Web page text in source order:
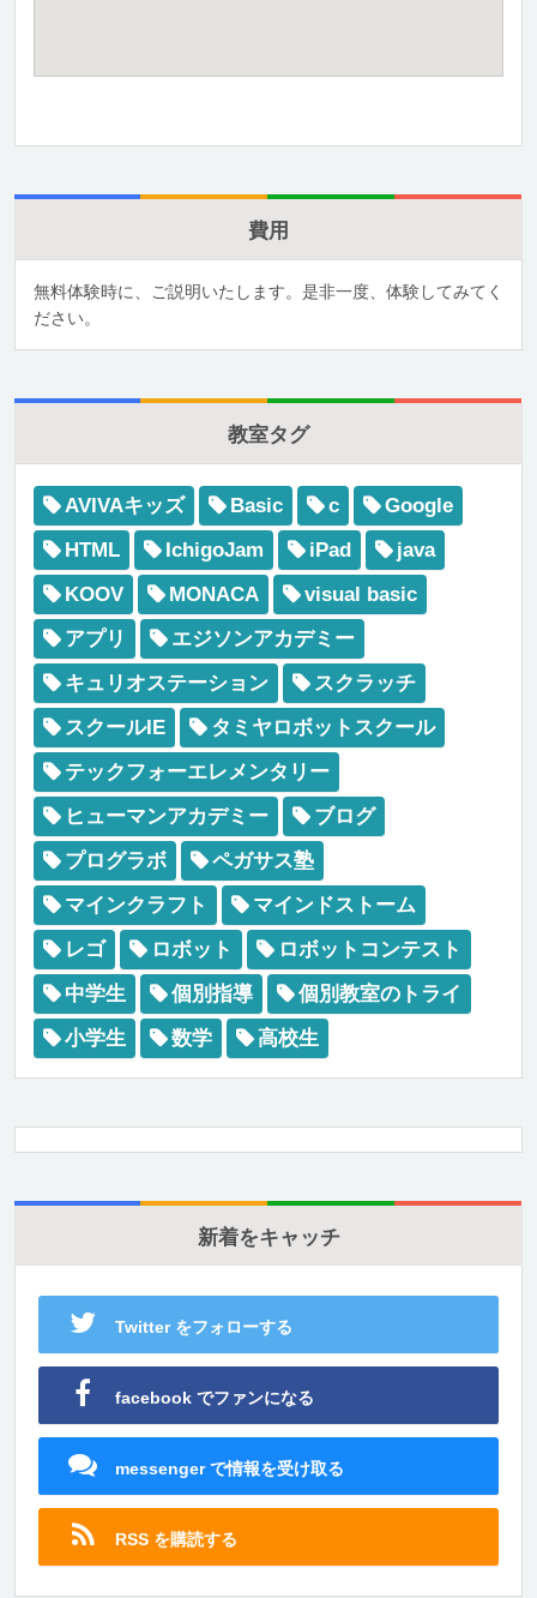
費用
無料体験時に、ご説明いたします。是非一度、体験してみてく
ださい。
教室タグ
AVIVAキッズ Basic c
Google
HTML
IchigoJam iPad
java
KOOV
MONACA
visual basic
アプリ
エジソンアカデミー
キュリオステーション
スクラッチ
スクールIE
タミヤロボットスクール
テックフォーエレメンタリー
ヒューマンアカデミー
ブログ
プログラボ
ペガサス塾
マインクラフト
マインドストーム
レゴ
ロボット
ロボットコンテスト
中学生
個別指導
個別教室のトライ
小学生
数学 高校生
新着をキャッチ
Twitter をフォローする
facebook でファンになる
messenger で情報を受け取る
RSS を購読する